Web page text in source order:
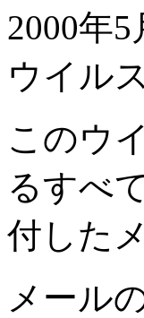
2000年
ウイル
このウ
るすべ
付した
メール